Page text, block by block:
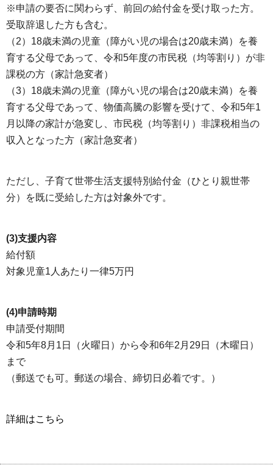
※申請の要否に関わらず、前回の給付金を受け取った方。
受取辞退した方も含む。
（2）18歳未満の児童（障がい児の場合は20歳未満）を養
育する父母であって、令和5年度の市民税（均等割り）が非
課税の方（家計急変者）
（3）18歳未満の児童（障がい児の場合は20歳未満）を養
育する父母であって、物価高騰の影響を受けて、令和5年1
月以降の家計が急変し、市民税（均等割り）非課税相当の
収入となった方（家計急変者）
ただし、子育て世帯生活支援特別給付金（ひとり親世帯
分）を既に受給した方は対象外です。
(3)支援内容
給付額
対象児童1人あたり一律5万円
(4)申請時期
申請受付期間
令和5年8月1日（火曜日）から令和6年2月29日（木曜日）
まで
（郵送でも可。郵送の場合、締切日必着です。）
詳細はこちら